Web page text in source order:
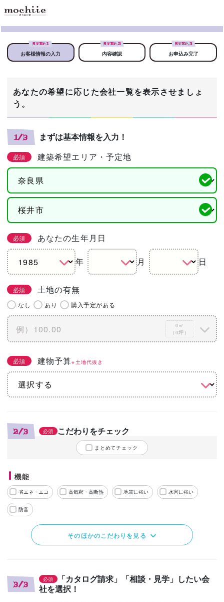
STEP.1
お客様情報の入力
STEP.2
内容確認
STEP.3
お申込み完了
あなたの希望に応じた会社一覧を表示させましょ
う。
1/3 まずは基本情報を入力！
必須 建築希望エリア・予定地
必須 あなたの生年月日
年 月 日
必須 土地の有無
なし あり 購入予定がある
0㎡
（0坪）
必須 建物予算※土地代抜き
2/3 必須 こだわりをチェック
まとめてチェック
機能
省エネ・エコ 高気密・高断熱 地震に強い 水害に強い
防音
そのほかのこだわりを見る
3/3
必須
「カタログ請求」「相談・見学」したい会
社を選択！